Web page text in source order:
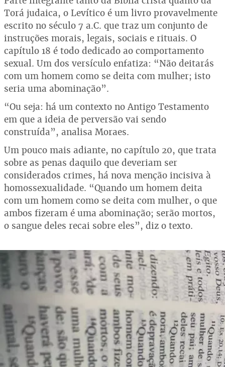
Torá judaica, o Levítico é um livro provavelmente
escrito no século 7 a.C. que traz um conjunto de
instruções morais, legais, sociais e rituais. O
capítulo 18 é todo dedicado ao comportamento
sexual. Um dos versículo enfatiza: “Não deitarás
com um homem como se deita com mulher; isto
seria uma abominação”.
“Ou seja: há um contexto no Antigo Testamento
em que a ideia de perversão vai sendo
construída”, analisa Moraes.
Um pouco mais adiante, no capítulo 20, que trata
sobre as penas daquilo que deveriam ser
considerados crimes, há nova menção incisiva à
homossexualidade. “Quando um homem deita
com um homem como se deita com mulher, o que
ambos fizeram é uma abominação; serão mortos,
o sangue deles recai sobre eles”, diz o texto.